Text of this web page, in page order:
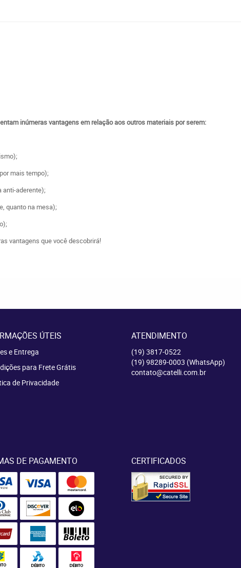
inúmeras vantagens em relação aos outros materiais por serem:
mais tempo);
anti-aderente);
quanto na mesa);
vantagens que você descobrirá!
ÚTEIS
e Entrega
para Frete Grátis
de Privacidade
ATENDIMENTO
(19) 3817-0522
(19) 98289-0003 (WhatsApp)
contato@catelli.com.br
DE PAGAMENTO CERTIFICADOS